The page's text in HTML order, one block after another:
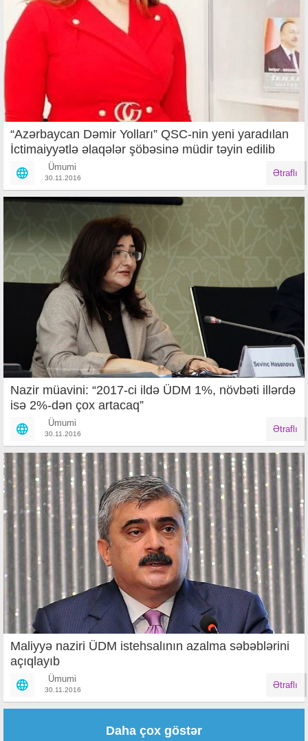
“Azərbaycan Dəmir Yolları” QSC-nin yeni yaradılan
İctimaiyyətlə əlaqələr şöbəsinə müdir təyin edilib
Ümumi
30.11.2016 Ətraflı
Nazir müavini: “2017-ci ildə ÜDM 1%, növbəti illərdə
isə 2%-dən çox artacaq”
Ümumi
30.11.2016 Ətraflı
Maliyyə naziri ÜDM istehsalının azalma səbəblərini
açıqlayıb
Ümumi
30.11.2016 Ətraflı
Daha çox göstər